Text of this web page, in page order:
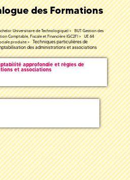
des Formations
Universitaire de Technologique)
BUT Gestion des
Comptable, Fiscale et Financière (GC2F)
UE 64
produite
Techniques particulières de
des administrations et associations
approfondie et règles de
et associations